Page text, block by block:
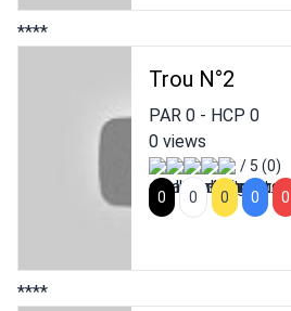
****
Trou N°2
PAR 0- HCP 0
0 views
/ 5 (0)
0
0 0 0 0
****